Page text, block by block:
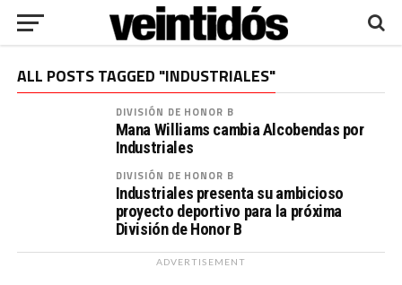
ALL POSTS TAGGED "INDUSTRIALES"
DIVISIÓN DE HONOR B
Mana Williams cambia Alcobendas por
Industriales
DIVISIÓN DE HONOR B
Industriales presenta su ambicioso
proyecto deportivo para la próxima
División de Honor B
ADVERTISEMENT